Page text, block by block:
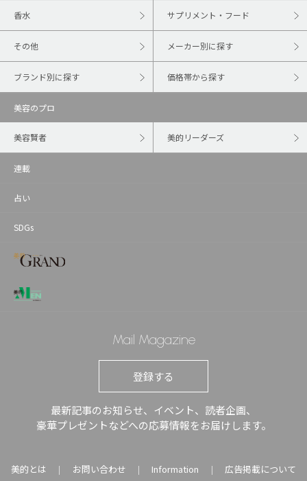
香水 サプリメント・フード
その他 メーカー別に探す
ブランド別に探す 価格帯から探す
美容のプロ
美容賢者 美的リーダーズ
連載
占い
SDGs
Mail Magazine
登録する
最新記事のお知らせ、イベント、読者企画、
豪華プレゼントなどへの応募情報をお届けします。
美的とは ｜ お問い合わせ ｜ Information ｜ 広告掲載について